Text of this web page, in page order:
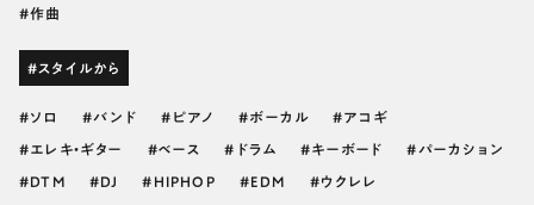
作曲
#スタイルから
ソロ バンド ピアノ ボーカル アコギ
エレキ・ギター ベース ドラム キーボード パーカション
DTM DJ HIPHOP EDM ウクレレ